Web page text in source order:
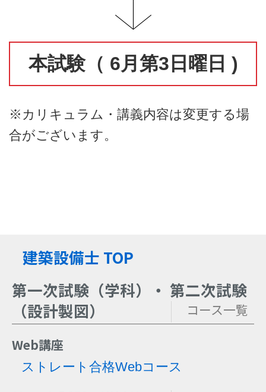
本試験（ 6月第3日曜日 )
※カリキュラム・講義内容は変更する場
合がございます。
建築設備士 TOP
第一次試験（学科）・ 第二次試験
（設計製図）
コース一覧
Web講座
ストレート合格Webコース